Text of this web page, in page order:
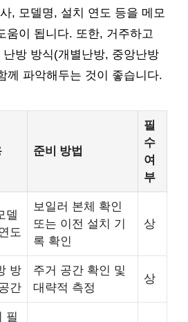
, 모델명, 설치 연도 등을 메모
움이 됩니다. 또한, 거주하고
방 방식(개별난방, 중앙난방
께 파악해두는 것이 좋습니다.
준비 방법
필
수
여
부
델
도
보일러 본체 확인
또는 이전 설치 기
록 확인
상
방
간
주거 공간 확인 및
대략적 측정
상
필